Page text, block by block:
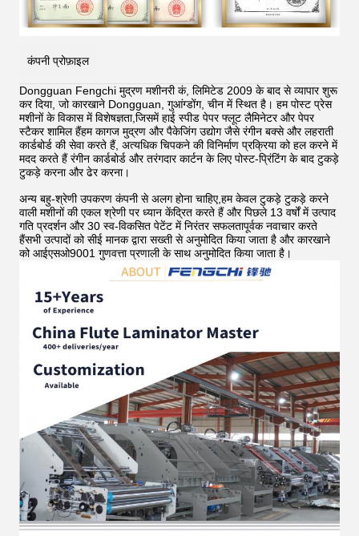
कंपनी प्रोफ़ाइल
Dongguan Fengchi मुद्रण मशीनरी कं, लिमिटेड 2009 के बाद से व्यापार शुरू
कर दिया, जो कारखाने Dongguan, गुआंग्डोंग, चीन में स्थित है। हम पोस्ट प्रेस
मशीनों के विकास में विशेषज्ञता,जिसमें हाई स्पीड पेपर फ्लूट लैमिनेटर और पेपर
स्टैकर शामिल हैंहम कागज मुद्रण और पैकेजिंग उद्योग जैसे रंगीन बक्से और लहराती
कार्डबोर्ड की सेवा करते हैं, अत्यधिक चिपकने की विनिर्माण प्रक्रिया को हल करने में
मदद करते हैं रंगीन कार्डबोर्ड और तरंगदार कार्टन के लिए पोस्ट-प्रिंटिंग के बाद टुकड़े
टुकड़े करना और ढेर करना।
अन्य बहु-श्रेणी उपकरण कंपनी से अलग होना चाहिए,हम केवल टुकड़े टुकड़े करने
वाली मशीनों की एकल श्रेणी पर ध्यान केंद्रित करते हैं और पिछले 13 वर्षों में उत्पाद
गति प्रदर्शन और 30 स्व-विकसित पेटेंट में निरंतर सफलतापूर्वक नवाचार करते
हैंसभी उत्पादों को सीई मानक द्वारा सख्ती से अनुमोदित किया जाता है और कारखाने
को आईएसओ9001 गुणवत्ता प्रणाली के साथ अनुमोदित किया जाता है।